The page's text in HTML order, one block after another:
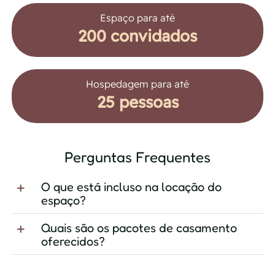
Espaço para até
200 convidados
Hospedagem para até
25 pessoas
Perguntas Frequentes
O que está incluso na locação do
espaço?
Quais são os pacotes de casamento
oferecidos?